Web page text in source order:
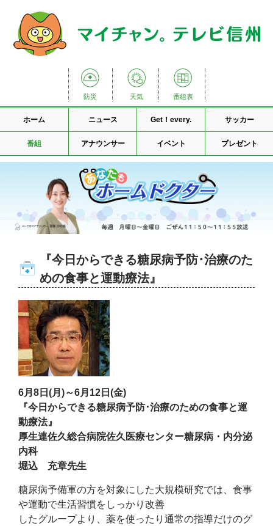
防災 天気 番組表
ホーム ニュース Get！every. サッカー
番組 アナウンサー イベント プレゼント
『今日からできる糖尿病予防･治療のた
めの食事と運動療法』
6月8日(月)～6月12日(金)
『今日からできる糖尿病予防･治療のための食事と運
動療法』
厚生連佐久総合病院佐久医療センター糖尿病・内分泌
内科
堀込 充章先生
糖尿病予備軍の方を対象にした大規模研究では、食事
や運動で生活習慣をしっかり改善
したグループより、薬を使ったり通常の指導だけのグ